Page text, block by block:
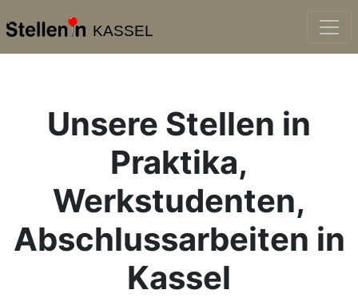
KASSEL
Unsere Stellen in
Praktika,
Werkstudenten,
Abschlussarbeiten in
Kassel